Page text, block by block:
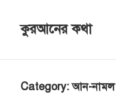
কুরআনের কথা
Category:আন-নামল